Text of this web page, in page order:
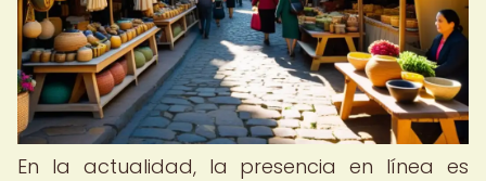
En la actualidad, la presencia en línea es